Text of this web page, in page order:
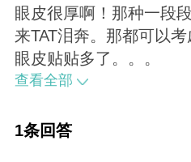
眼皮很厚啊！那种一段
来TAT泪奔。那都可以
眼皮贴贴多了。。。
查看全部
1条回答